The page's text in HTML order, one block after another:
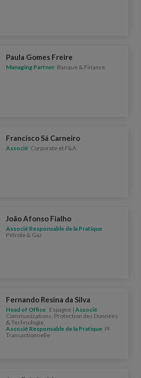
Paula Gomes Freire
Managing Partner Banque & Finance
Francisco Sá Carneiro
Associé Corporate et F&A
João Afonso Fialho
Associé Responsable de la Pratique
Pétrole & Gaz
Fernando Resina da Silva
Head of Office Espagne | Associé
Communications, Protection des Données
& Technologie,
Associé Responsable de la Pratique PI
Transactionnelle